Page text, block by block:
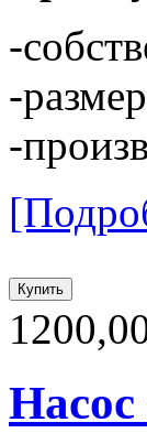
-
-
-
Насос